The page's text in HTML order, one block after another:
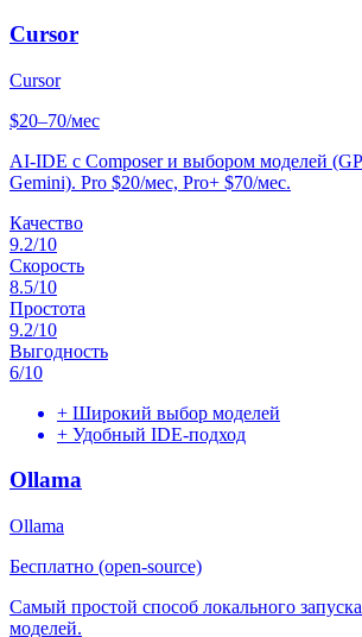
Cursor
Cursor
$20–70/мес
AI-IDE с Composer и выбором моделей
Gemini). Pro $20/мес, Pro+ $70/мес.
Качество
9.2/10
Скорость
8.5/10
Простота
9.2/10
Выгодность
6/10
+ Широкий выбор моделей
+ Удобный IDE-подход
Ollama
Ollama
Бесплатно (open-source)
Самый простой способ локального
моделей.